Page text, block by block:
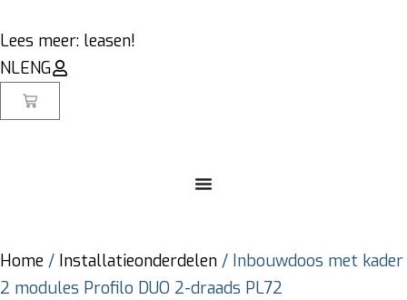
Lees meer: leasen!
NLENG
Home / Installatieonderdelen / Inbouwdoos met kader
2 modules Profilo DUO 2-draads PL72